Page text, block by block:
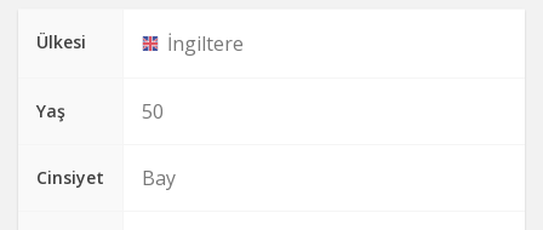
Ülkesi İngiltere
Yaş 50
Cinsiyet Bay